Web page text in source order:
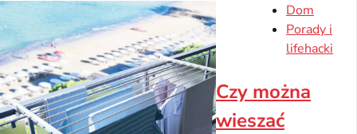
Dom
Porady i
lifehacki
Czy można
wieszać